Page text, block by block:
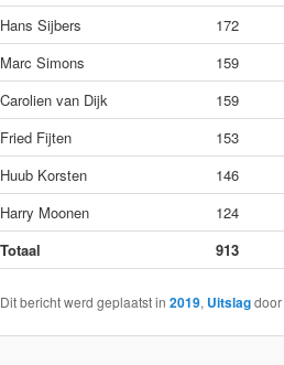
Hans Sijbers
172
Marc Simons
159
Carolien van Dijk
159
Fried Fijten
153
Huub Korsten
146
Harry Moonen
124
Totaal
913
Dit bericht werd geplaatst in 2019, Uitslagdoor